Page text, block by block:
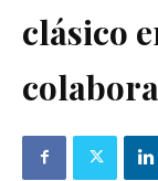
clásico